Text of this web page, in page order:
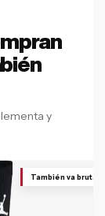
y
También va brutal